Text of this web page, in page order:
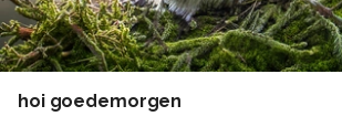
hoi goedemorgen